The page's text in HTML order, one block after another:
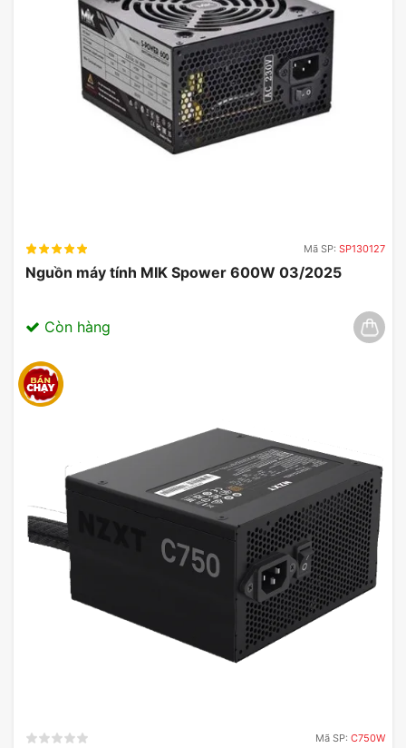
Mã SP: SP130127
Nguồn máy tính MIK Spower 600W 03/2025
Còn hàng
Mã SP: C750W